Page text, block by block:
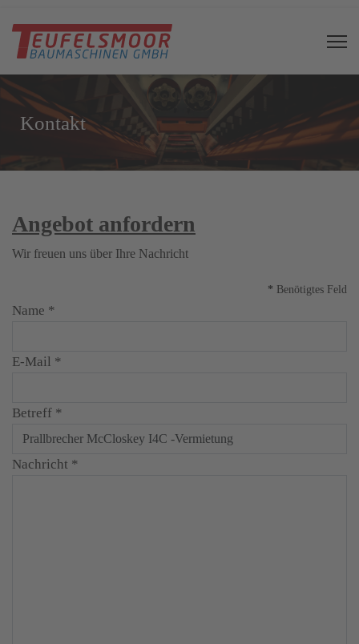
Kontakt
Angebot anfordern
Wir freuen uns über Ihre Nachricht
* Benötigtes Feld
Name *
E-Mail *
Betreff *
Nachricht *